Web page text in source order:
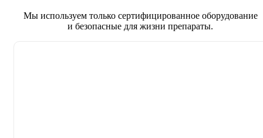
Мы используем только сертифицированное оборудование
и безопасные для жизни препараты.